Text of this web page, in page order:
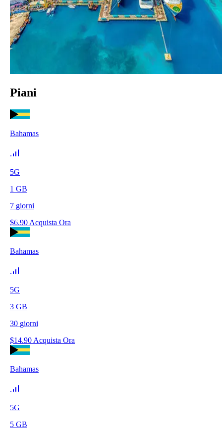
Piani
Bahamas
5G
1 GB
7 giorni
$6.90 Acquista Ora
Bahamas
5G
3 GB
30 giorni
$14.90 Acquista Ora
Bahamas
5G
5 GB